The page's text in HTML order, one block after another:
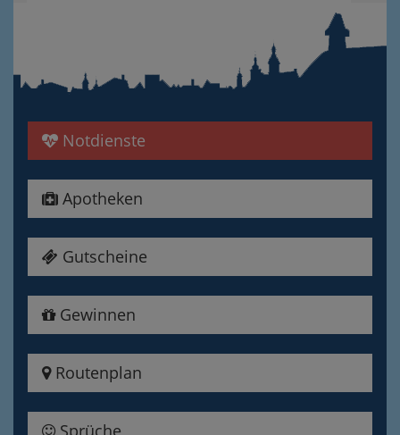
Notdienste
Apotheken
Gutscheine
Gewinnen
Routenplan